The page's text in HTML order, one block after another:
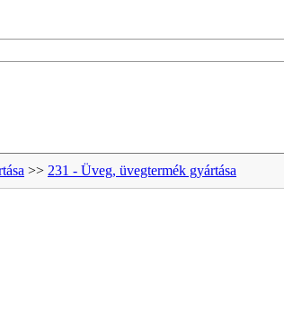
>> 231 - Üveg, üvegtermék gyártása